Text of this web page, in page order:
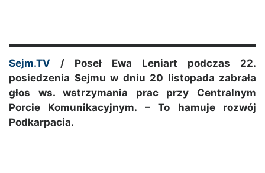
Sejm.TV / Poseł Ewa Leniart podczas 22.
posiedzenia Sejmu w dniu 20 listopada zabrała
głos ws. wstrzymania prac przy Centralnym
Porcie Komunikacyjnym. – To hamuje rozwój
Podkarpacia.